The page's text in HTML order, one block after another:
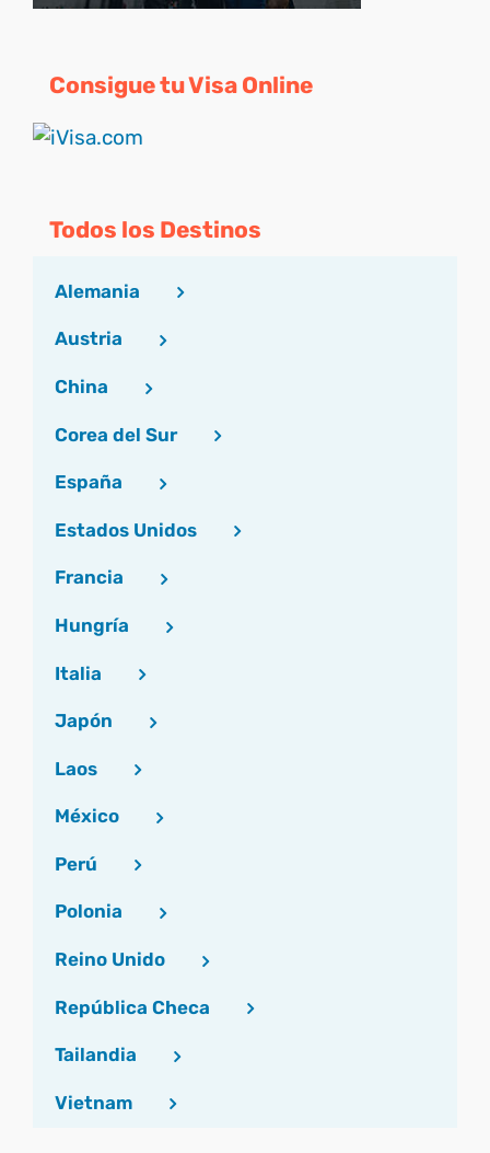
Consigue tu Visa Online
Todos los Destinos
Alemania
Austria
China
Corea del Sur
España
Estados Unidos
Francia
Hungría
Italia
Japón
Laos
México
Perú
Polonia
Reino Unido
República Checa
Tailandia
Vietnam